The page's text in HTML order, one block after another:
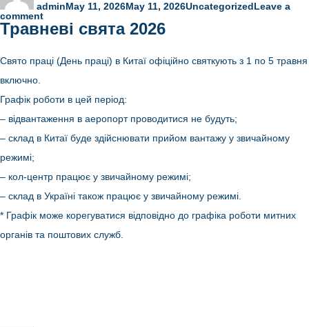
adminMay 11, 2026May 11, 2026UncategorizedLeave a
commenton
Інформація
про
Травневі свята 2026
Свято праці (День праці) в Китаї офіційно святкують з 1 по 5 травня
включно.
Графік роботи в цей період:
– відвантаження в аеропорт проводитися не будуть;
– склад в Китаї буде здійснювати прийом вантажу у звичайному
режимі;
– кол-центр працює у звичайному режимі;
– склад в Україні також працює у звичайному режимі.
* Графік може корегуватися відповідно до графіка роботи митних
органів та поштових служб.